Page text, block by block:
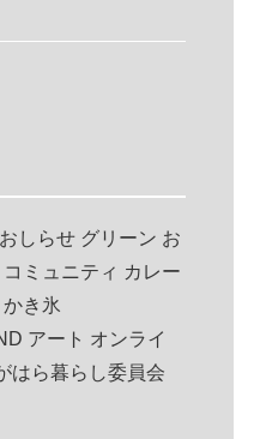
おしらせ グリーン お
コミュニティ カレー
かき氷
アート オンライ
はら暮らし委員会